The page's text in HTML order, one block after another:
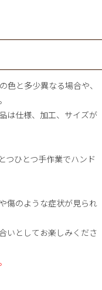
と多少異なる場合や、
は仕様、加工、サイズが
つひとつ手作業でハンド
傷のような症状が見られ
いとしてお楽しみくださ